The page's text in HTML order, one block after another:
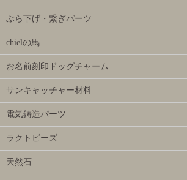
ぶら下げ・繋ぎパーツ
chielの馬
お名前刻印ドッグチャーム
サンキャッチャー材料
電気鋳造パーツ
ラクトビーズ
天然石